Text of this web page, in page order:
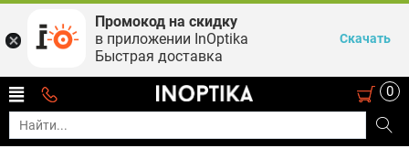
0
Промокод на скидку
в приложении InOptika
Быстрая доставка
Скачать